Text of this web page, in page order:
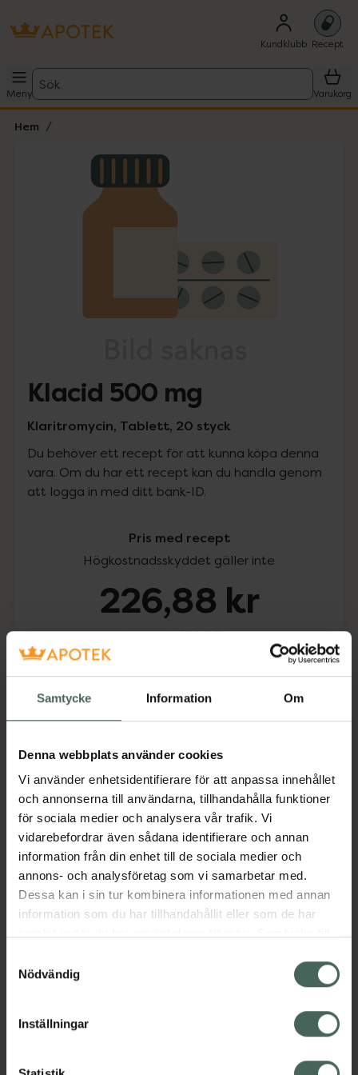
Samtycke Information Om
Denna webbplats använder cookies
Vi använder enhetsidentifierare för att anpassa innehållet
och annonserna till användarna, tillhandahålla funktioner
för sociala medier och analysera vår trafik. Vi
vidarebefordrar även sådana identifierare och annan
information från din enhet till de sociala medier och
annons- och analysföretag som vi samarbetar med.
Dessa kan i sin tur kombinera informationen med annan
information som du har tillhandahållit eller som de har
återkalla ditt samtycke via webbplatsens
cookieinställningar. Ett återkallat samtycke påverkar inte
lagligheten av behandling som skett innan återkallelsen.
Nödvändig
Inställningar
Kundklubb Recept
Meny
Sök
Varukorg
Hem
Lista: . Innehåller 1 objekt.
Klacid 500 mg
Klaritromycin, Tablett, 20 styck
Du behöver ett recept för att kunna köpa denna
vara. Om du har ett recept kan du handla genom
att logga in med ditt bank-ID.
Pris med recept
Högkostnadsskyddet gäller inte
226,88 kr
I apotek:226,88 kr
Köp via ditt recept
Beskrivning Dölj
Läs alltid bipacksedeln innan
användning.
EAN:
07046263973647